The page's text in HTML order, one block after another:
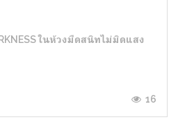
ในห้วงมืดสนิทไม่มิดแสง
16